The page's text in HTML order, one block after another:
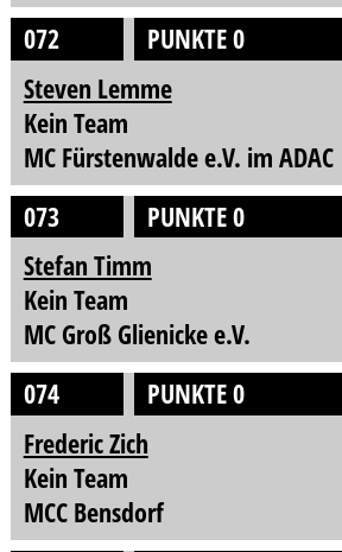
072
PUNKTE 0
Steven Lemme
Kein Team
MC Fürstenwalde e.V. im ADAC
073
PUNKTE 0
Stefan Timm
Kein Team
MC Groß Glienicke e.V.
074
PUNKTE 0
Frederic Zich
Kein Team
MCC Bensdorf